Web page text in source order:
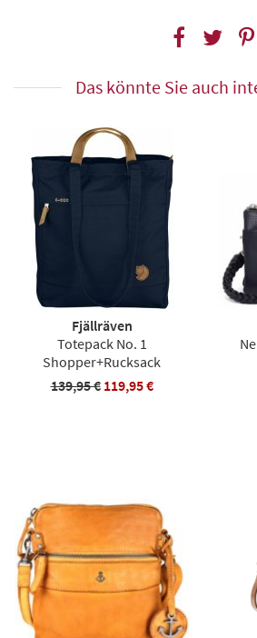
Das könnte Sie auch
Fjällräven
Totepack No. 1
Shopper+Rucksack
139,95 € 119,95 €